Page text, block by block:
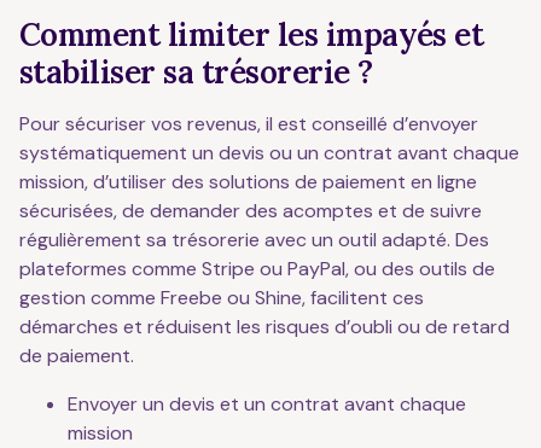
Comment limiter les impayés et
stabiliser sa trésorerie ?
Pour sécuriser vos revenus, il est conseillé d’envoyer
systématiquement un devis ou un contrat avant chaque
mission, d’utiliser des solutions de paiement en ligne
sécurisées, de demander des acomptes et de suivre
régulièrement sa trésorerie avec un outil adapté. Des
plateformes comme Stripe ou PayPal, ou des outils de
gestion comme Freebe ou Shine, facilitent ces
démarches et réduisent les risques d’oubli ou de retard
de paiement.
Envoyer un devis et un contrat avant chaque
mission